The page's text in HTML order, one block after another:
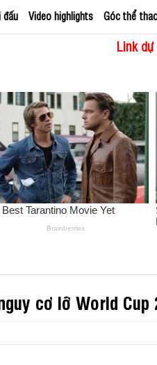
Video highlights Góc thể
Link dự
cơ lỡ World Cup